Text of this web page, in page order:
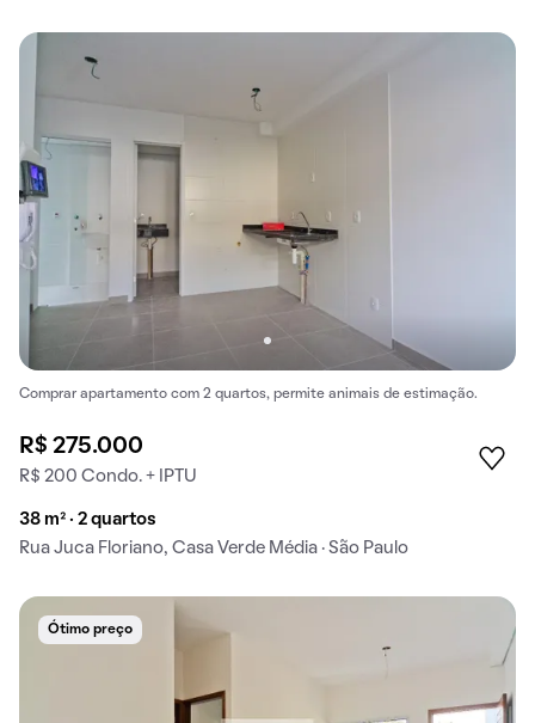
Comprar apartamento com 2 quartos, permite animais de estimação.
R$ 275.000
R$ 200 Condo. + IPTU
38 m² · 2 quartos
Rua Juca Floriano, Casa Verde Média · São Paulo
Ótimo preço